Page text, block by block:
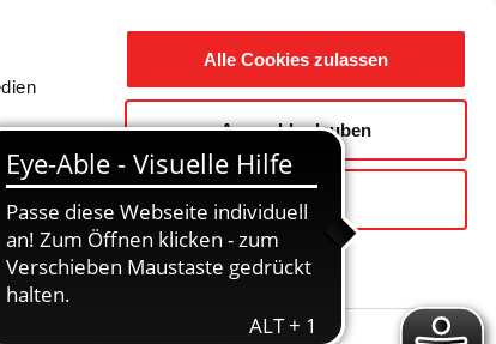
gesetzt.
Alle Cookies zulassen
Auswahl erlauben
Ablehnen
Gemeinde / Geschichte
Zurück